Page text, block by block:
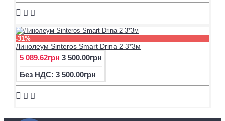
-31%
Линолеум Sinteros Smart Drina 2 3*3м
5 089.62грн 3 500.00грн
Без НДС: 3 500.00грн